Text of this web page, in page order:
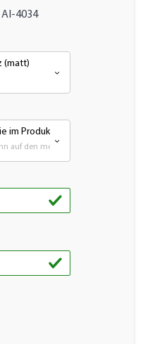
AI-4034
(matt)
im Produktbild
auf den meisten glatten Flächen